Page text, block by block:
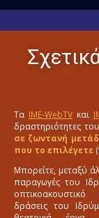
Τα IME-WebTVκαι
δραστηριότητες
σε ζωντανή
που το επιλέγετε
Μπορείτε, μεταξύ
παραγωγές του
δράσεις του